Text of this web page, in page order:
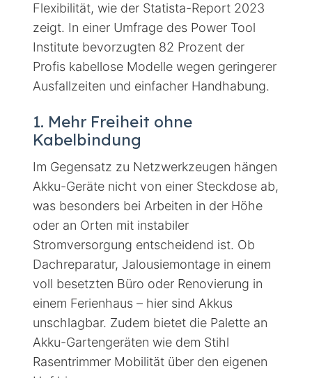
Flexibilität, wie der Statista-Report 2023
zeigt. In einer Umfrage des Power Tool
Institute bevorzugten 82 Prozent der
Profis kabellose Modelle wegen geringerer
Ausfallzeiten und einfacher Handhabung.
1. Mehr Freiheit ohne
Kabelbindung
Im Gegensatz zu Netzwerkzeugen hängen
Akku-Geräte nicht von einer Steckdose ab,
was besonders bei Arbeiten in der Höhe
oder an Orten mit instabiler
Stromversorgung entscheidend ist. Ob
Dachreparatur, Jalousiemontage in einem
voll besetzten Büro oder Renovierung in
einem Ferienhaus – hier sind Akkus
unschlagbar. Zudem bietet die Palette an
Akku-Gartengeräten wie dem Stihl
Rasentrimmer Mobilität über den eigenen